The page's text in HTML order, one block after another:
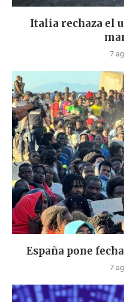
Italia rechaza el
7
España pone
7